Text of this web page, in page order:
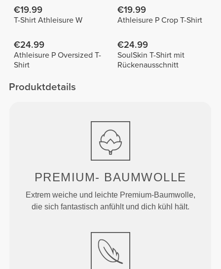
€19.99
T-Shirt Athleisure W
€19.99
Athleisure P Crop T-Shirt
€24.99
Athleisure P Oversized T-
Shirt
€24.99
SoulSkin T-Shirt mit
Rückenausschnitt
Produktdetails
PREMIUM- BAUMWOLLE
Extrem weiche und leichte Premium-Baumwolle,
die sich fantastisch anfühlt und dich kühl hält.